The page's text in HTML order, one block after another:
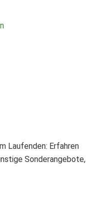
Laufenden: Erfahren
Sonderangebote,